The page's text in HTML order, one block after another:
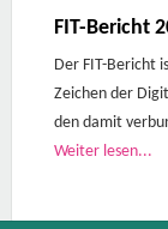
FIT-Bericht
Der FIT-Bericht
Zeichen der
den damit
Weiter lesen...